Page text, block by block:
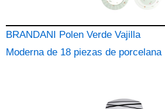
BRANDANI Polen Verde Vajilla
Moderna de 18 piezas de porcelana